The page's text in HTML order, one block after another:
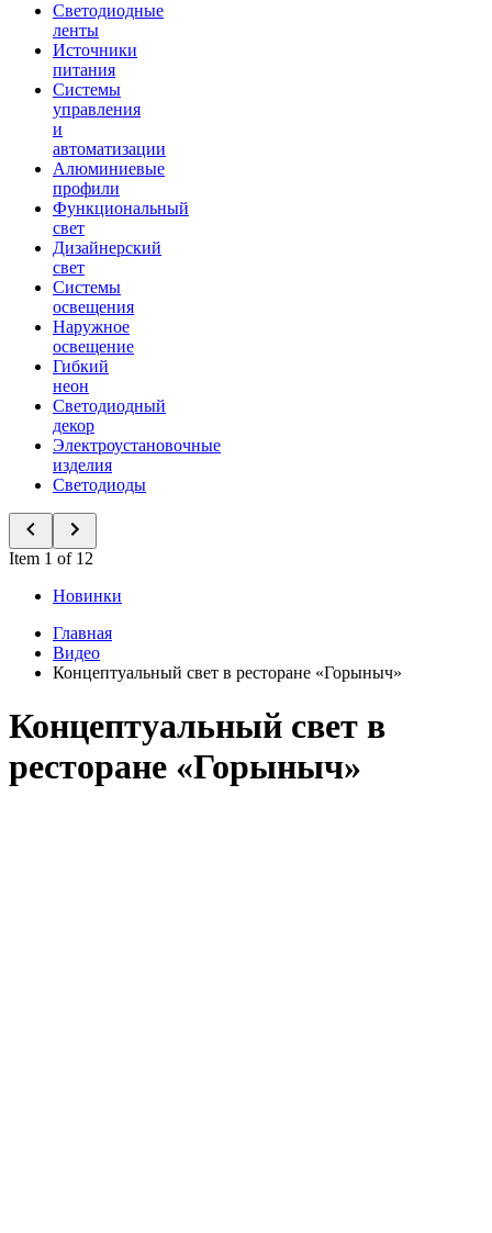
Светодиодные
ленты
Источники
питания
Системы
управления
и
автоматизации
Алюминиевые
профили
Функциональный
свет
Дизайнерский
свет
Системы
освещения
Наружное
освещение
Гибкий
неон
Светодиодный
декор
Электроустановочные
изделия
Светодиоды
Item 1 of 12
Новинки
Главная
Видео
Концептуальный свет в ресторане «Горыныч»
Концептуальный свет в
ресторане «Горыныч»